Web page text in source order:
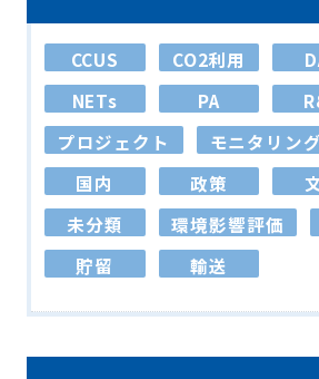
CCUS CO2利用
NETs
PA
プロジェクト
モニタリング
国内
政策
未分類
環境影響評価
貯留
輸送